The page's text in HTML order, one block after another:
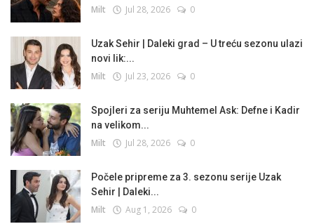
Milt Jul 28, 2026 0
Uzak Sehir | Daleki grad – U treću sezonu ulazi
novi lik:...
Milt Jul 23, 2026 0
Spojleri za seriju Muhtemel Ask: Defne i Kadir
na velikom...
Milt Jul 28, 2026 0
Počele pripreme za 3. sezonu serije Uzak
Sehir | Daleki...
Milt Aug 1, 2026 0